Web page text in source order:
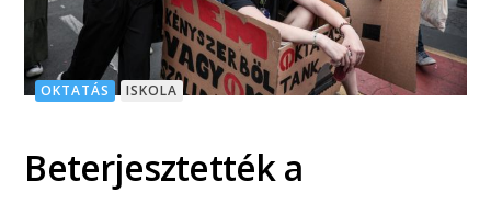
OKTATÁS ISKOLA
Beterjesztették a